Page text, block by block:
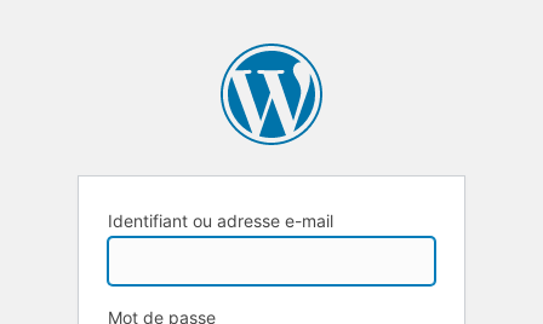
Identifiant ou adresse e-mail
Mot de passe